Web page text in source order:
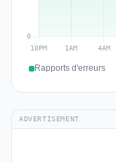
Rapports d'erreurs
ADVERTISEMENT